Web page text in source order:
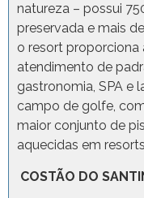
natureza – possui
preservada e mais
o resort proporciona
atendimento de
gastronomia, SPA e
campo de golfe,
maior conjunto de
aquecidas em
COSTÃO DO